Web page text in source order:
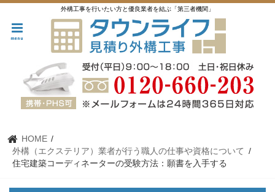
外構工事を行いたい方と優良業者を結ぶ「第三者機関」
menu
HOME
外構（エクステリア）業者が行う職人の仕事や資格について
住宅建築コーディネーターの受験方法：願書を入手する